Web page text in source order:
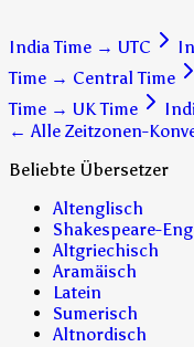
India Time → UTC
Time → Central Time
Time → UK Time
← Alle Zeitzonen-
Beliebte Übersetzer
Altenglisch
Shakespeare-
Altgriechisch
Aramäisch
Latein
Sumerisch
Altnordisch